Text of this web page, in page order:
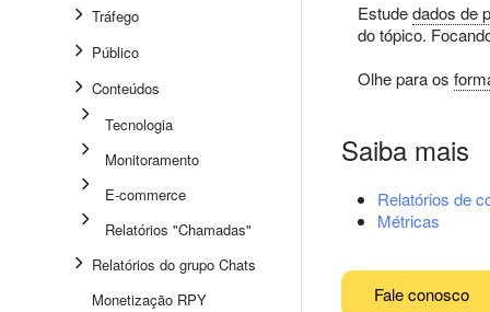
Tráfego
Público
Conteúdos
Tecnologia
Monitoramento
E-commerce
Relatórios "Chamadas"
Relatórios do grupo Chats
Monetização RPY
Estudedados de
do tópico.
Olhe para os
Saiba mais
Relatórios de
Métricas
Fale conosco